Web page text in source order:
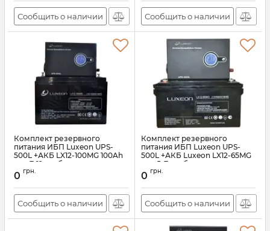
Сообщить о наличии Сообщить о наличии
Комплект резервного
питания ИБП Luxeon UPS-
500L +АКБ LX12-100MG 100Ah
для 7-12ч работы газового
котла
0 грн.
Сообщить о наличии
Комплект резервного
питания ИБП Luxeon UPS-
500L +АКБ Luxeon LX12-65MG
для 5-7ч работы газового
котла
0 грн.
Сообщить о наличии